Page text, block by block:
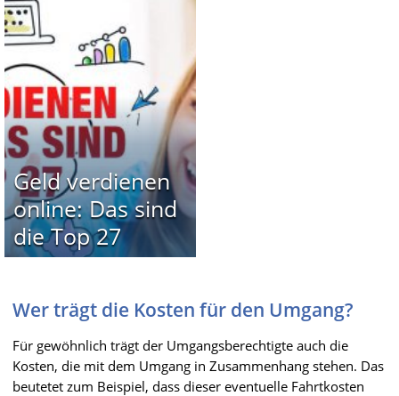
Geld verdienen
online: Das sind
die Top 27
Wer trägt die Kosten für den Umgang?
Für gewöhnlich trägt der Umgangsberechtigte auch die
Kosten, die mit dem Umgang in Zusammenhang stehen. Das
beutetet zum Beispiel, dass dieser eventuelle Fahrtkosten